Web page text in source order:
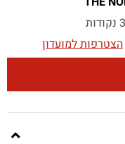
הצטרפות למועדון